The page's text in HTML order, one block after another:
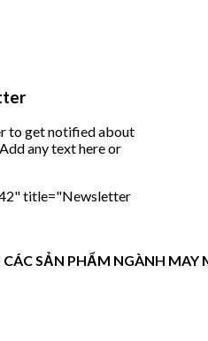
to get notified about
any text here or
title="Newsletter
SẢN PHẨM NGÀNH MAY